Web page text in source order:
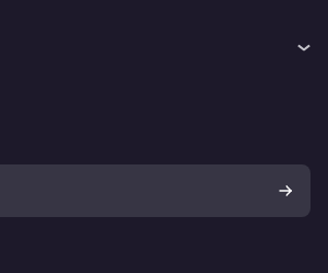
Dein Widerrufsrecht